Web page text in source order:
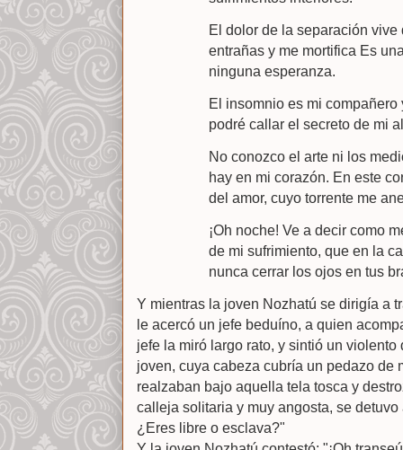
El dolor de la separación
entrañas y me mortifica Es
ninguna esperanza.
El insomnio es mi
podré callar el secreto de mi
No conozco el arte ni los
hay en mi corazón. En este
del amor, cuyo torrente me
¡Oh noche! Ve a decir como
de mi sufrimiento, que en la
nunca cerrar los ojos en tus
Y mientras la joven Nozhatú se dirigía a
le acercó un jefe beduíno, a quien
jefe la miró largo rato, y sintió un
joven, cuya cabeza cubría un pedazo de
realzaban bajo aquella tela tosca y
calleja solitaria y muy angosta, se
¿Eres libre o esclava?"